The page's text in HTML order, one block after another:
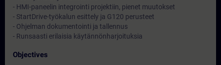
- HMI-paneelin integrointi projektiin, pienet muutokset
- StartDrive-työkalun esittely ja G120 perusteet
- Ohjelman dokumentointi ja tallennus
- Runsaasti erilaisia käytännönharjoituksia
Objectives